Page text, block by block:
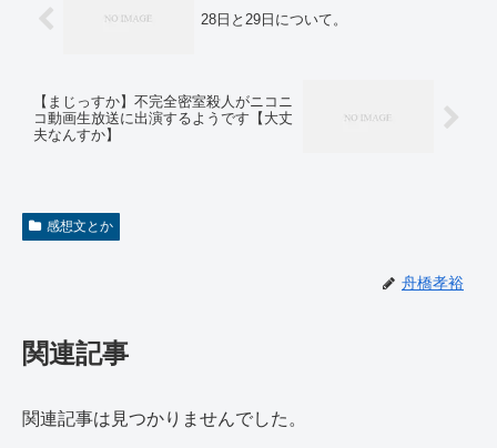
28日と29日について。
【まじっすか】不完全密室殺人がニコニ
コ動画生放送に出演するようです【大丈
夫なんすか】
感想文とか
舟橋孝裕
関連記事
関連記事は見つかりませんでした。